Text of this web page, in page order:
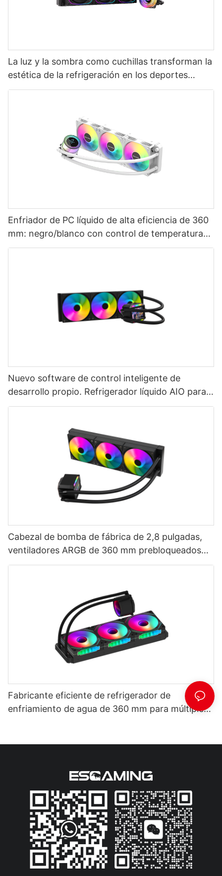
La luz y la sombra como cuchillas transforman la
estética de la refrigeración en los deportes
electrónicos
Enfriador de PC líquido de alta eficiencia de 360
mm: negro/blanco con control de temperatura
digital inteligente
Nuevo software de control inteligente de
desarrollo propio. Refrigerador líquido AIO para
CPU de 360 ​​mm con pantalla LCD AURORA
Cabezal de bomba de fábrica de 2,8 pulgadas,
ventiladores ARGB de 360 ​​mm prebloqueados
para PC, refrigeración líquida de CPU AURORA
Fabricante eficiente de refrigerador de
enfriamiento de agua de 360 mm para múltiples